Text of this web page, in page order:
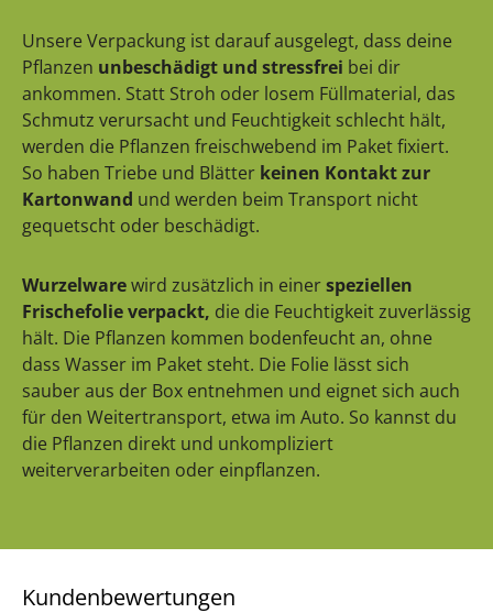
Unsere Verpackung ist darauf ausgelegt, dass deine
Pflanzen unbeschädigt und stressfrei bei dir
ankommen. Statt Stroh oder losem Füllmaterial, das
Schmutz verursacht und Feuchtigkeit schlecht hält,
werden die Pflanzen freischwebend im Paket fixiert.
So haben Triebe und Blätter keinen Kontakt zur
Kartonwand und werden beim Transport nicht
gequetscht oder beschädigt.
Wurzelwarewird zusätzlich in einerspeziellen
Frischefolie verpackt, die die Feuchtigkeit zuverlässig
hält. Die Pflanzen kommen bodenfeucht an, ohne
dass Wasser im Paket steht. Die Folie lässt sich
sauber aus der Box entnehmen und eignet sich auch
für den Weitertransport, etwa im Auto. So kannst du
die Pflanzen direkt und unkompliziert
weiterverarbeiten oder einpflanzen.
Kundenbewertungen